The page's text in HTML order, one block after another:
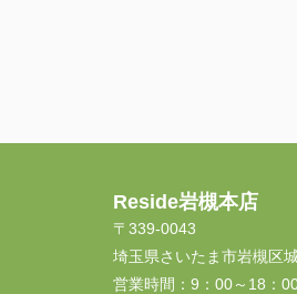
Reside岩槻本店
〒339-0043
埼玉県さいたま市岩槻区
営業時間： 9：00～18：